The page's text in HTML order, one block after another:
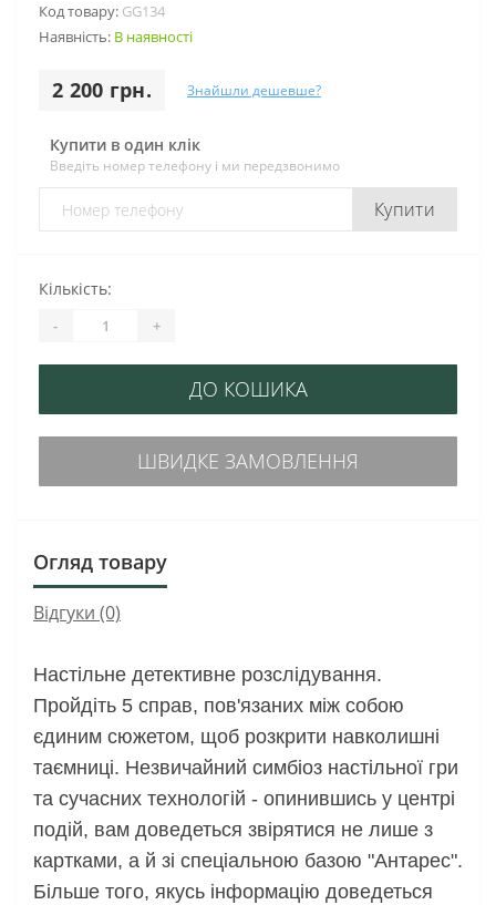
Код товару: GG134
Наявність: В наявності
2 200 грн. Знайшли дешевше?
Купити в один клік
Введіть номер телефону і ми передзвонимо
Купити
Кількість:
- +
ДО КОШИКА
ШВИДКЕ ЗАМОВЛЕННЯ
Огляд товару
Відгуки (0)
Настільне детективне розслідування.
Пройдіть 5 справ, пов'язаних між собою
єдиним сюжетом, щоб розкрити навколишні
таємниці. Незвичайний симбіоз настільної гри
та сучасних технологій - опинившись у центрі
подій, вам доведеться звірятися не лише з
картками, а й зі спеціальною базою "Антарес".
Більше того, якусь інформацію доведеться